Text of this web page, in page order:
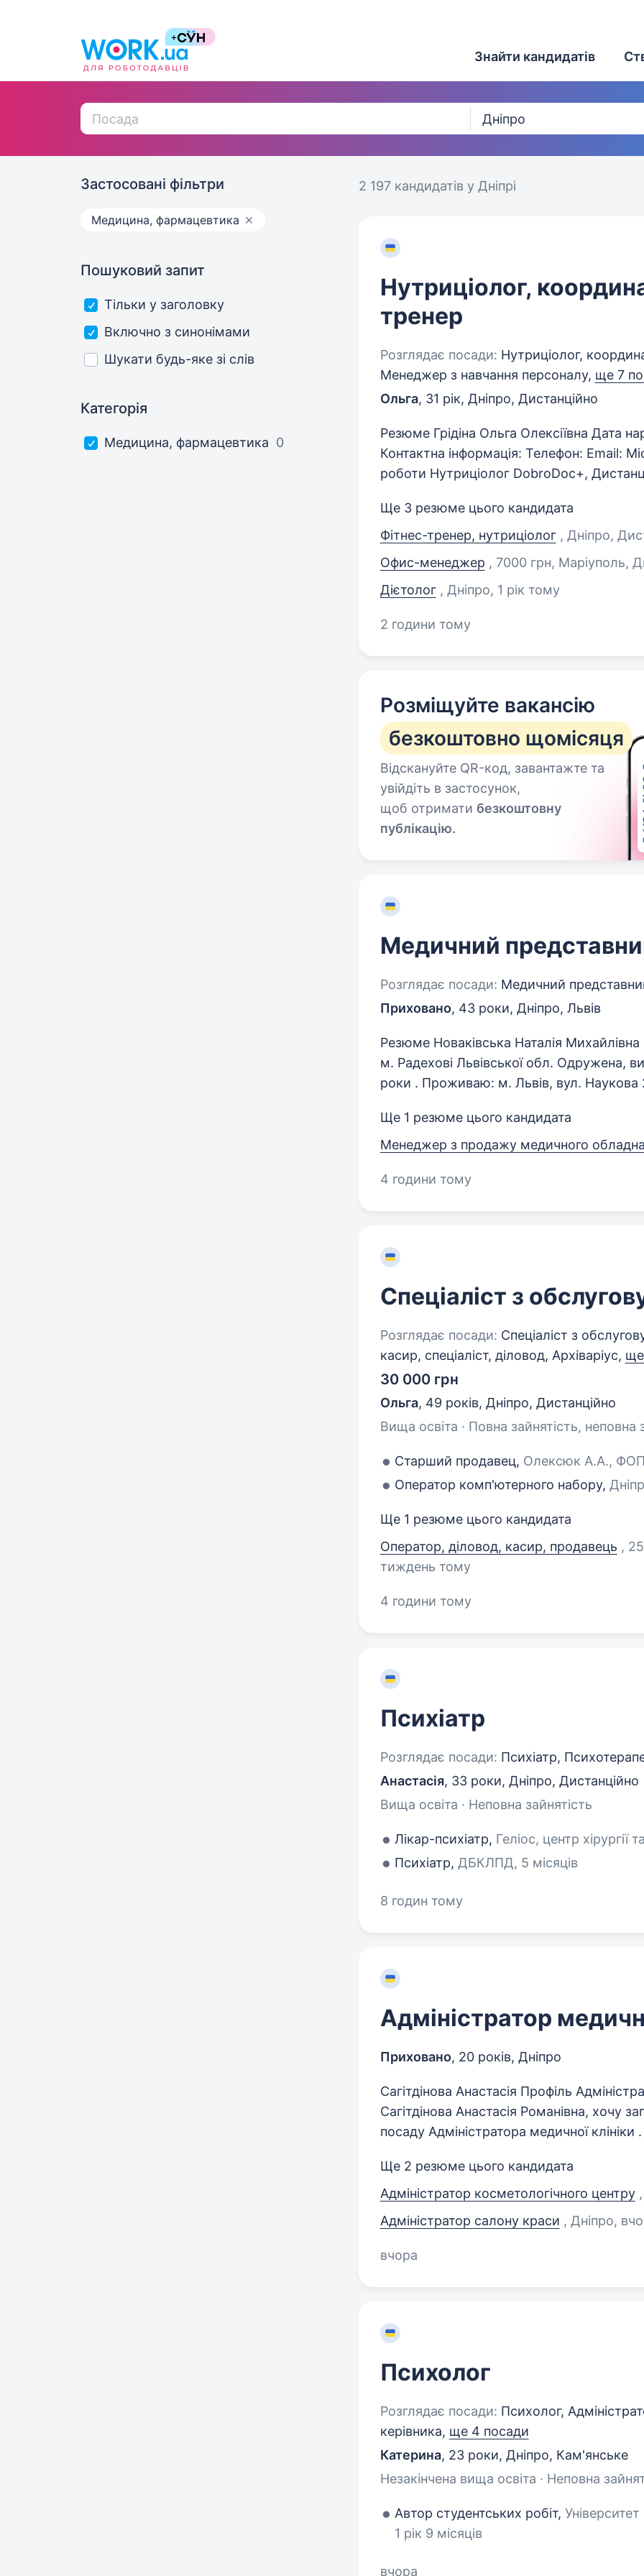
Знайти кандидатів
Застосовані фільтри
Медицина, фармацевтика
Пошуковий запит
Тільки у заголовку
Включно з синонімами
Шукати будь-яке зі слів
Категорія
Медицина, фармацевтика 0
2 197 кандидатів у Дніпрі
Нутриціолог,
тренер
Розглядає посади: Нутриціолог,
Менеджер з навчання персоналу, ще 7
Ольга, 31 рік, Дніпро, Дистанційно
Резюме Грідіна Ольга Олексіївна Дата
Контактна інформація: Телефон: Email:
роботи Нутриціолог DobroDoc+,
Ще 3 резюме цього кандидата
Фітнес-тренер, нутриціолог , Дніпро,
Офис-менеджер , 7000 грн, Маріуполь,
Дієтолог , Дніпро, 1 рік тому
2 години тому
Розміщуйте вакансію
безкоштовно щомісяця
Відскануйте QR-код, завантажте та
увійдіть в застосунок,
щоб отримати безкоштовну
публікацію.
Медичний
Розглядає посади: Медичний
Приховано, 43 роки, Дніпро, Львів
Резюме Новаківська Наталія
м. Радехові Львівської обл. Одружена,
роки . Проживаю: м. Львів, вул. Наукова
Ще 1 резюме цього кандидата
Менеджер з продажу медичного
4 години тому
Спеціаліст з
Розглядає посади: Спеціаліст з
касир, спеціаліст, діловод, Архіваріус,
30 000 грн
Ольга, 49 років, Дніпро, Дистанційно
Вища освіта · Повна зайнятість, неповна
Старший продавец, Олексюк А.А., ФОП,
Оператор комп'ютерного набору,
Ще 1 резюме цього кандидата
Оператор, діловод, касир, продавець ,
тиждень тому
4 години тому
Психіатр
Розглядає посади: Психіатр,
Анастасія, 33 роки, Дніпро, Дистанційно
Вища освіта · Неповна зайнятість
Лікар-психіатр, Геліос, центр хірургії
Психіатр, ДБКЛПД, 5 місяців
8 годин тому
Адміністратор
Приховано, 20 років, Дніпро
Сагітдінова Анастасія Профіль
Сагітдінова Анастасія Романівна, хочу
посаду Адміністратора медичної
Ще 2 резюме цього кандидата
Адміністратор косметологічного центру
Адміністратор салону краси , Дніпро,
вчора
Психолог
Розглядає посади: Психолог,
керівника, ще 4 посади
Катерина, 23 роки, Дніпро, Кам'янське
Незакінчена вища освіта · Неповна
Автор студентських робіт,
1 рік 9 місяців
вчора